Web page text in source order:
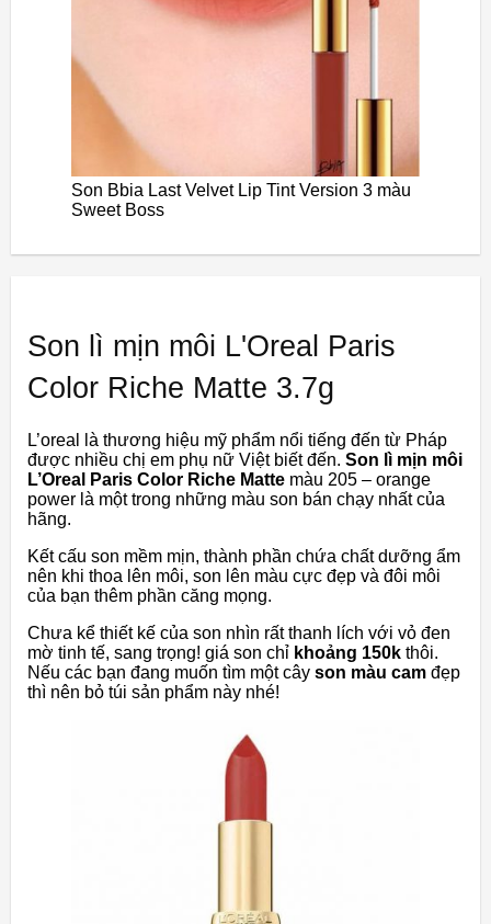
Son Bbia Last Velvet Lip Tint Version 3 màu
Sweet Boss
Son lì mịn môi L'Oreal Paris
Color Riche Matte 3.7g
L’oreal là thương hiệu mỹ phẩm nổi tiếng đến từ Pháp
được nhiều chị em phụ nữ Việt biết đến. Son lì mịn môi
L’Oreal Paris Color Riche Matte màu 205 – orange
power là một trong những màu son bán chạy nhất của
hãng.
Kết cấu son mềm mịn, thành phần chứa chất dưỡng ẩm
nên khi thoa lên môi, son lên màu cực đẹp và đôi môi
của bạn thêm phần căng mọng.
Chưa kể thiết kế của son nhìn rất thanh lích với vỏ đen
mờ tinh tế, sang trọng! giá son chỉ khoảng 150k thôi.
Nếu các bạn đang muốn tìm một cây son màu cam đẹp
thì nên bỏ túi sản phẩm này nhé!